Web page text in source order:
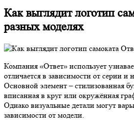
Как выглядит логотип
разных моделях
Компания «Ответ» использует
отличается в зависимости от серии и
Основной элемент – стилизованная
вписанная в круг или окружённая
Однако визуальные детали могут
зависимости от модели.